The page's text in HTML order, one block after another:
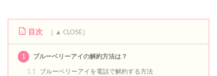
目次
1
ブルーベリーアイの解約方法は？
1.1
ブルーベリーアイを電話で解約する方法